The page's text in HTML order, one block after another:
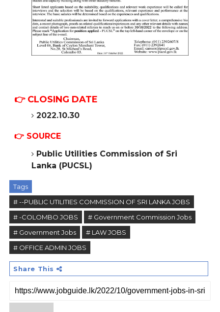
👉 CLOSING DATE
2022.10.30
👉 SOURCE
Public Utilities Commission of Sri
Lanka (PUCSL)
Tags
# --PUBLIC UTILITIES COMMISSION OF SRI LANKA JOBS
# -COLOMBO JOBS
# Government Commission Jobs
# Government Jobs
# LAW JOBS
# OFFICE ADMIN JOBS
Share This